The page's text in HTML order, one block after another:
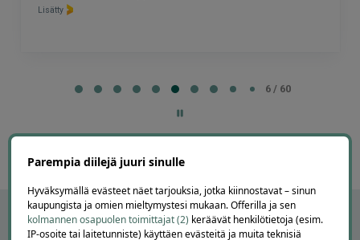
Lisätty
6 / 60
Parempia diilejä juuri sinulle
Hyväksymällä evästeet näet tarjouksia, jotka kiinnostavat – sinun
kaupungista ja omien mieltymystesi mukaan. Offerilla ja sen
kolmannen osapuolen toimittajat (2) keräävät henkilötietoja (esim.
IP-osoite tai laitetunniste) käyttäen evästeitä ja muita teknisiä